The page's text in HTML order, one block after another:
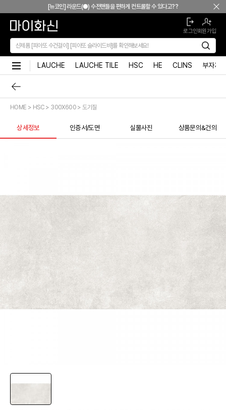
본문 바로가기[뉴코인] 라운드(●) 수전핸들을 편하게 컨트롤할 수 있다고??
[뉴코인청소건] 허리 굽히지 마세요! 변기 뒤로 숨기지도 마세요!
[뉴코인슬라이드바] 존재감을 확! 숨기는 350mm의 미니멀리즘
[모노플러스] 시공후에 알게되는 만족감! 프레임리스 휴지걸이
[뉴피오] '아래로' 향하는 넓은 폭포수
[신상품] 더욱 완벽해진 '뉴피오'
[뉴코인] 라운드(●) 수전핸들을 편하게 컨트롤할 수 있다고??
[뉴코인청소건] 허리 굽히지 마세요! 변기 뒤로 숨기지도 마세요!
[뉴피오] '튀지 않고' 투명한 크리스탈 직수
[신상품] 더욱 완벽해진 '뉴피오'
[뉴코인] 라운드(●) 수전핸들을 편하게 컨트롤할 수 있다고??
[뉴코인청소건] 허리 굽히지 마세요! 변기 뒤로 숨기지도 마세요!
[뉴코인슬라이드바] 존재감을 확! 숨기는 350mm의 미니멀리즘
[모노플러스] 시공후에 알게되는 만족감! 프레임리스 휴지걸이
[신상품] 숨겨진 접합선 (Seamless) '피아또 수건걸이'
[신상품] 300mm 미니멀 스퀘어 '피아또 슬라이드바'
[뉴코인청소건] 허리 굽히지 마세요! 변기 뒤로 숨기지도 마세요!
[모노플러스] 시공후에 알게되는 만족감! 프레임리스 휴지걸이
로그인회원가입
LAUCHE LAUCHE TILE HSC HE CLINS 부자재
HOME > HSC > 300X600 > 도기질
상세정보 인증서/도면 실물사진 상품문의&건의